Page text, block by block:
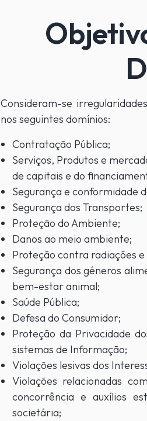
Consideram-se
nos seguintes domínios:
Contratação Pública;
Serviços, Produtos e
de capitais e do
Segurança e conformidade
Segurança dos Transportes;
Proteção do Ambiente;
Danos ao meio ambiente;
Proteção contra radiações
Segurança dos géneros
bem-estar animal;
Saúde Pública;
Defesa do Consumidor;
Proteção da Privacidade
sistemas de Informação;
Violações lesivas dos
Violações relacionadas
concorrência e auxílios
societária;